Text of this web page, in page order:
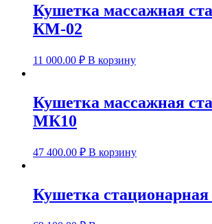
Кушетка массажная
КМ-02
11 000.00 ₽ В корзину
Кушетка массажная
МК10
47 400.00 ₽ В корзину
Кушетка